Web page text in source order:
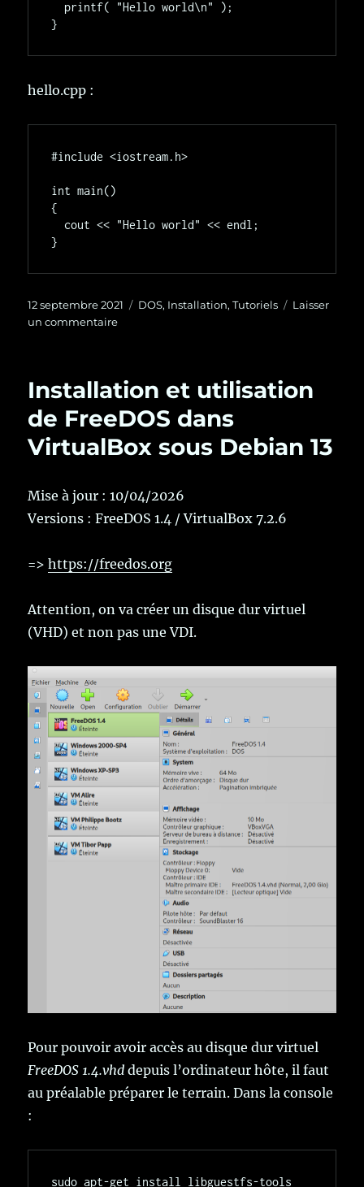
hello.cpp :
#include <iostream.h>
int main()
{
Publié
le
12 septembre 2021 Catégories
DOS, Installation,Tutoriels
Laisser
un commentairesur
Watcom
dans
FreeDOS
Installation et utilisation
de FreeDOS dans
VirtualBox sous Debian 13
Mise à jour : 10/04/2026
Versions : FreeDOS 1.4 / VirtualBox 7.2.6
=>https://freedos.org
Attention, on va créer un disque dur virtuel
(VHD) et non pas une VDI.
Pour pouvoir avoir accès au disque dur virtuel
FreeDOS 1.4.vhd depuis l’ordinateur hôte, il faut
au préalable préparer le terrain. Dans la console
:
sudo apt-get install libguestfs-tools